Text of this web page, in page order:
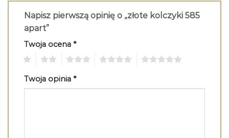
Napisz pierwszą opinię o „złote kolczyki 585
apart”
Twoja ocena *
Twoja opinia *